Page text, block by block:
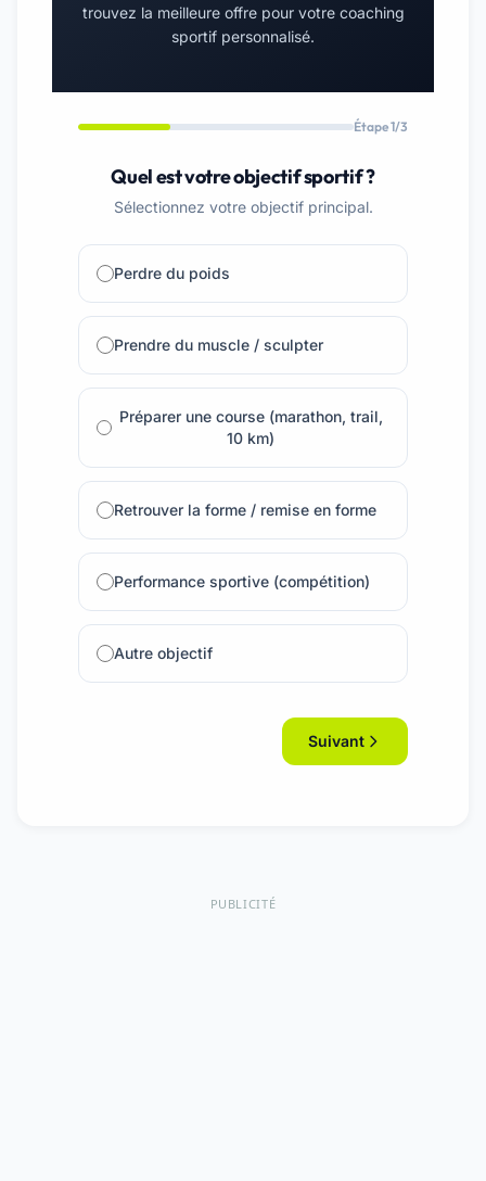
trouvez la meilleure offre pour votre coaching
sportif personnalisé.
Étape 1/3
Quel est votre objectif sportif ?
Sélectionnez votre objectif principal.
Perdre du poids
Prendre du muscle / sculpter
Préparer une course (marathon, trail,
10 km)
Retrouver la forme / remise en forme
Performance sportive (compétition)
Autre objectif
Suivant
PUBLICITÉ